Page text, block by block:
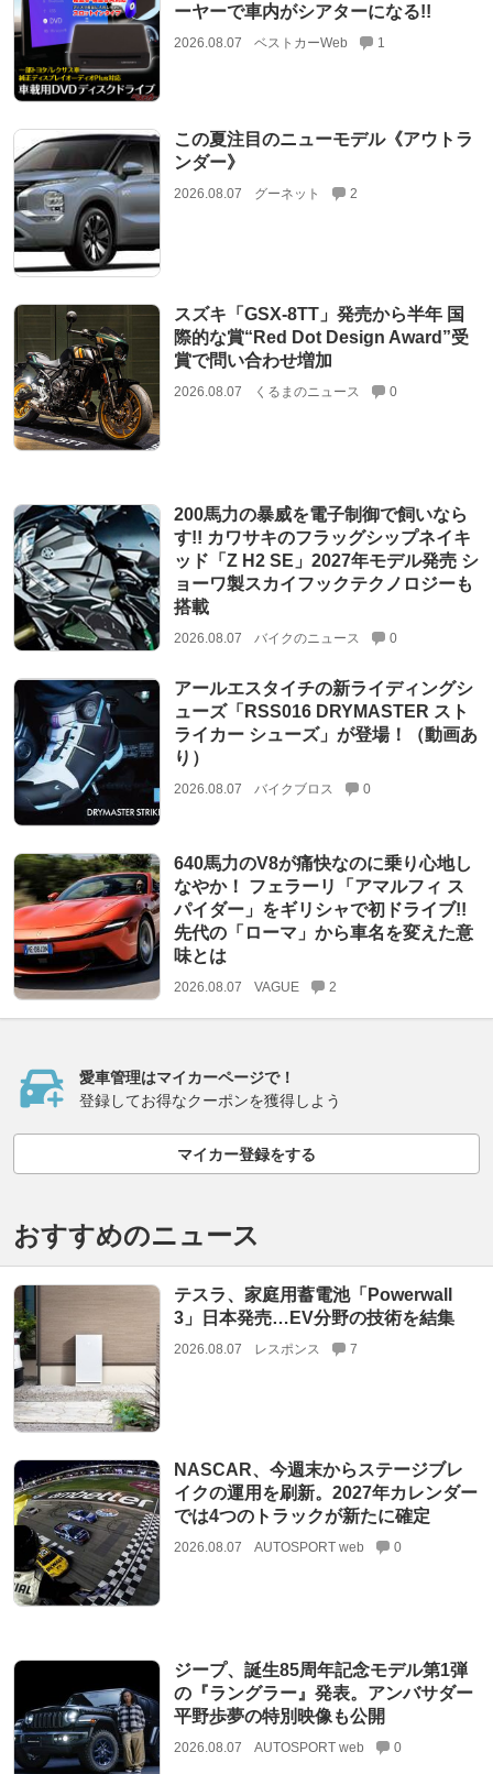
ーヤーで車内がシアターになる!!
2026.08.07 ベストカーWeb 1
この夏注目のニューモデル《アウトラ
ンダー》
2026.08.07 グーネット 2
スズキ「GSX-8TT」発売から半年 国
際的な賞“Red Dot Design Award”受
賞で問い合わせ増加
2026.08.07 くるまのニュース 0
200馬力の暴威を電子制御で飼いなら
す!! カワサキのフラッグシップネイキ
ッド「Z H2 SE」2027年モデル発売 シ
ョーワ製スカイフックテクノロジーも
搭載
2026.08.07 バイクのニュース 0
アールエスタイチの新ライディングシ
ューズ「RSS016 DRYMASTER スト
ライカー シューズ」が登場！（動画あ
り）
2026.08.07 バイクブロス 0
640馬力のV8が痛快なのに乗り心地し
なやか！ フェラーリ「アマルフィ ス
パイダー」をギリシャで初ドライブ!!
先代の「ローマ」から車名を変えた意
味とは
2026.08.07 VAGUE 2
愛車管理はマイカーページで！
登録してお得なクーポンを獲得しよう
マイカー登録をする
おすすめのニュース
テスラ、家庭用蓄電池「Powerwall
3」日本発売…EV分野の技術を結集
2026.08.07 レスポンス 7
NASCAR、今週末からステージブレ
イクの運用を刷新。2027年カレンダー
では4つのトラックが新たに確定
2026.08.07 AUTOSPORT web 0
ジープ、誕生85周年記念モデル第1弾
の『ラングラー』発表。アンバサダー
平野歩夢の特別映像も公開
2026.08.07 AUTOSPORT web 0